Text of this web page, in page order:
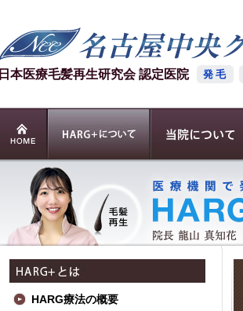
日本医療毛髪再生研究会 認定医院 発毛
HARG療法の概要